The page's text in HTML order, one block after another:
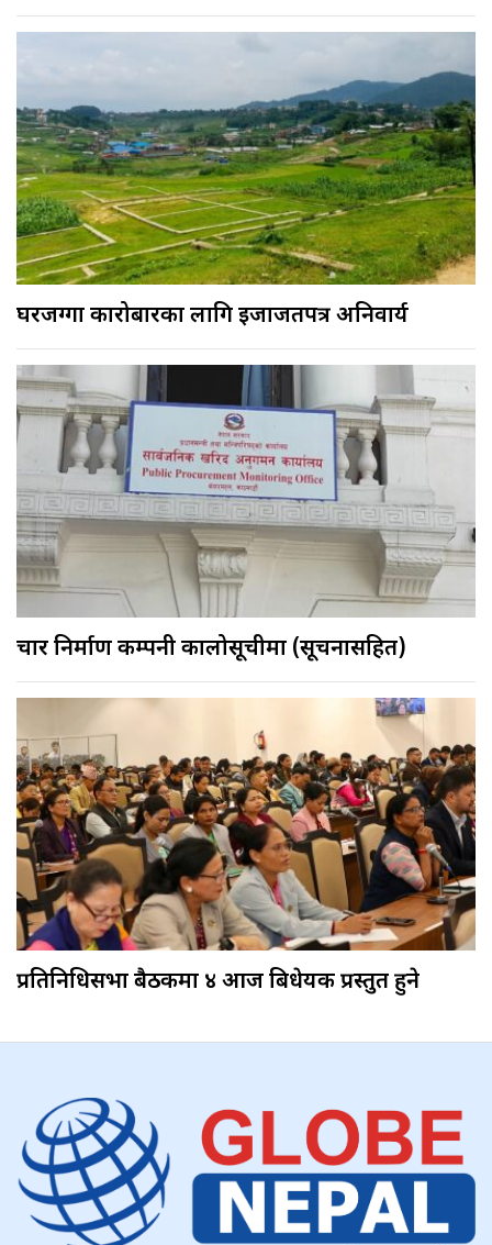
घरजग्गा कारोबारका लागि इजाजतपत्र अनिवार्य
चार निर्माण कम्पनी कालोसूचीमा (सूचनासहित)
प्रतिनिधिसभा बैठकमा ४ आज बिधेयक प्रस्तुत हुने